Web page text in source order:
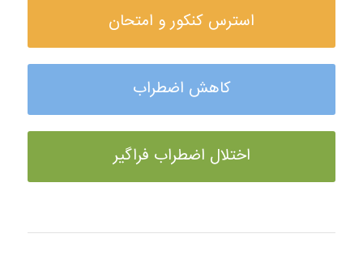
استرس کنکور و امتحان
کاهش اضطراب
اختلال اضطراب فراگیر